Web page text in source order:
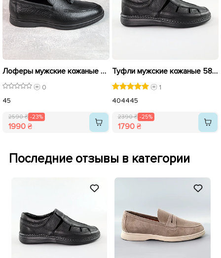
Лоферы мужские кожаные 588231 Черные распродажа
0
45
2590 ₴ -23%
1990 ₴
Туфли мужские кожаные 588989 Черные распродажа
1
404445
2390 ₴ -25%
1790 ₴
Последние отзывы в категории